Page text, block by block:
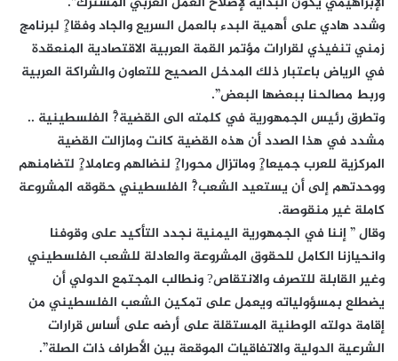
وشدد هادي على أهمية البدء بالعمل السريع والجاد وفقا?ٍ لبرنامج
زمني تنفيذي لقرارات مؤتمر القمة العربية الاقتصادية المنعقدة
في الرياض باعتبار ذلك المدخل الصحيح للتعاون والشراكة العربية
وربط مصالحنا ببعضها البعض”.
وتطرق رئيس الجمهورية في كلمته الى القضية?ْ الفلسطينية ..
مشدد في هذا الصدد أن هذه القضية كانت ومازالت القضية
المركزية للعرب جميعا?ٍ وماتزال محورا?ٍ لنضالهم وعاملا?ٍ لتضامنهم
ووحدتهم إلى أن يستعيد الشعب?ْ الفلسطيني حقوقه المشروعة
كاملة غير منقوصة.
وقال ” إننا في الجمهورية اليمنية نجدد التأكيد على وقوفنا
وانحيازنا الكامل للحقوق المشروعة والعادلة للشعب الفلسطيني
وغير القابلة للتصرف والانتقاص? ونطالب المجتمع الدولي أن
يضطلع بمسؤولياته ويعمل على تمكين الشعب الفلسطيني من
إقامة دولته الوطنية المستقلة على أرضه على أساس قرارات
الشرعية الدولية والاتفاقيات الموقعة بين الأطراف ذات الصلة”.